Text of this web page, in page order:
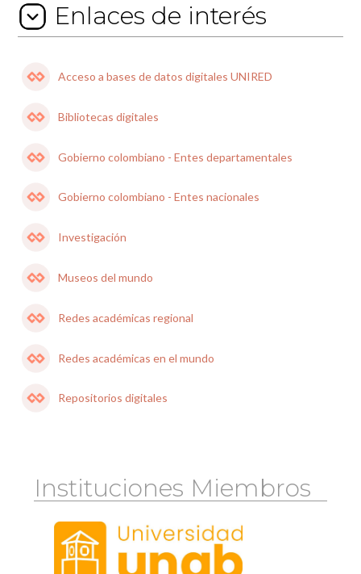
Enlaces de interés
Acceso a bases de datos digitales UNIRED
Bibliotecas digitales
Gobierno colombiano - Entes departamentales
Gobierno colombiano - Entes nacionales
Investigación
Museos del mundo
Redes académicas regional
Redes académicas en el mundo
Repositorios digitales
Instituciones Miembros